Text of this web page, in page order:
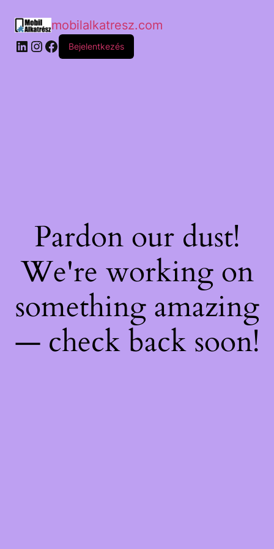
mobilalkatresz.com
Bejelentkezés
Pardon our dust!
We're working on
something amazing
— check back soon!